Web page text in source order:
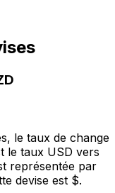
le taux de change
le taux USD vers
représentée par
devise est $.